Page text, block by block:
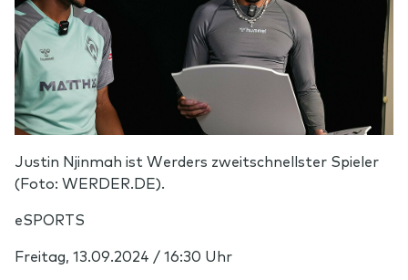
Justin Njinmah ist Werders zweitschnellster Spieler
(Foto: WERDER.DE).
eSPORTS
Freitag, 13.09.2024 / 16:30 Uhr